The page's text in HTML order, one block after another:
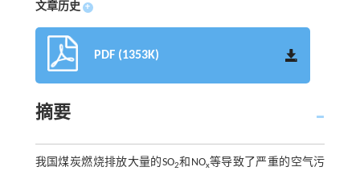
文章历史 +
PDF (1353K)
摘要
我国煤炭燃烧排放大量的SO2和NOx等导致了严重的空气污